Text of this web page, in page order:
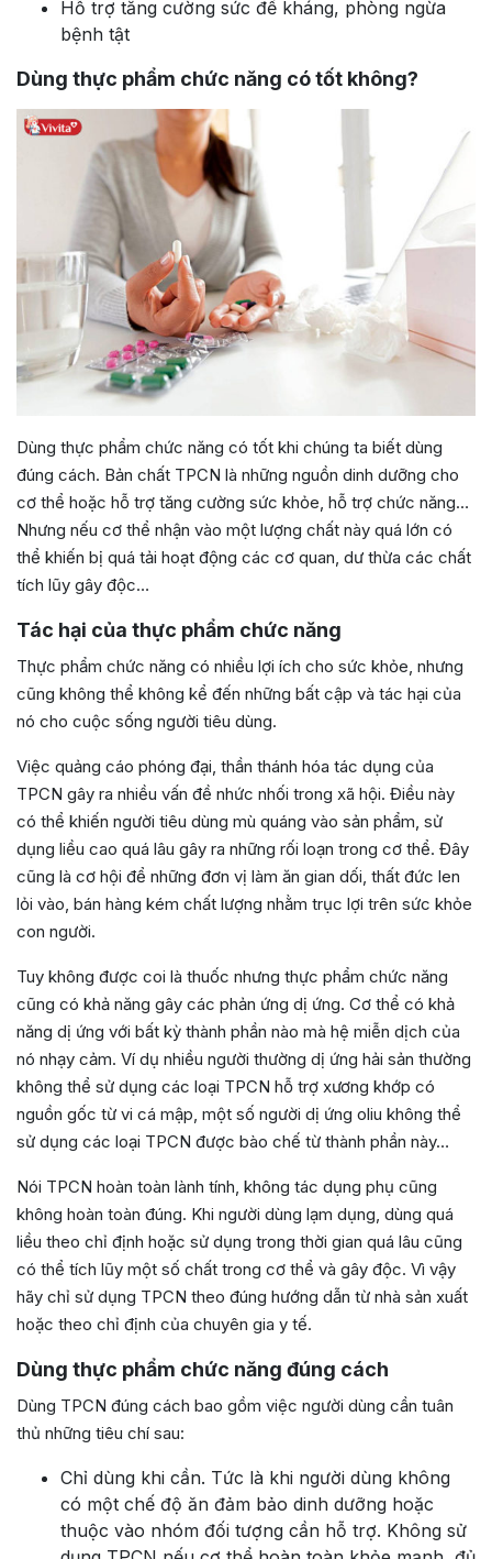
Hỗ trợ tăng cường sức đề kháng, phòng ngừa
bệnh tật
Dùng thực phẩm chức năng có tốt không?
Dùng thực phẩm chức năng có tốt khi chúng ta biết dùng
đúng cách. Bản chất TPCN là những nguồn dinh dưỡng cho
cơ thể hoặc hỗ trợ tăng cường sức khỏe, hỗ trợ chức năng…
Nhưng nếu cơ thể nhận vào một lượng chất này quá lớn có
thể khiến bị quá tải hoạt động các cơ quan, dư thừa các chất
tích lũy gây độc…
Tác hại của thực phẩm chức năng
Thực phẩm chức năng có nhiều lợi ích cho sức khỏe, nhưng
cũng không thể không kể đến những bất cập và tác hại của
nó cho cuộc sống người tiêu dùng.
Việc quảng cáo phóng đại, thần thánh hóa tác dụng của
TPCN gây ra nhiều vấn đề nhức nhối trong xã hội. Điều này
có thể khiến người tiêu dùng mù quáng vào sản phẩm, sử
dụng liều cao quá lâu gây ra những rối loạn trong cơ thể. Đây
cũng là cơ hội để những đơn vị làm ăn gian dối, thất đức len
lỏi vào, bán hàng kém chất lượng nhằm trục lợi trên sức khỏe
con người.
Tuy không được coi là thuốc nhưng thực phẩm chức năng
cũng có khả năng gây các phản ứng dị ứng. Cơ thể có khả
năng dị ứng với bất kỳ thành phần nào mà hệ miễn dịch của
nó nhạy cảm. Ví dụ nhiều người thường dị ứng hải sản thường
không thể sử dụng các loại TPCN hỗ trợ xương khớp có
nguồn gốc từ vi cá mập, một số người dị ứng oliu không thể
sử dụng các loại TPCN được bào chế từ thành phần này…
Nói TPCN hoàn toàn lành tính, không tác dụng phụ cũng
không hoàn toàn đúng. Khi người dùng lạm dụng, dùng quá
liều theo chỉ định hoặc sử dụng trong thời gian quá lâu cũng
có thể tích lũy một số chất trong cơ thể và gây độc. Vì vậy
hãy chỉ sử dụng TPCN theo đúng hướng dẫn từ nhà sản xuất
hoặc theo chỉ định của chuyên gia y tế.
Dùng thực phẩm chức năng đúng cách
Dùng TPCN đúng cách bao gồm việc người dùng cần tuân
thủ những tiêu chí sau:
Chỉ dùng khi cần. Tức là khi người dùng không
có một chế độ ăn đảm bảo dinh dưỡng hoặc
thuộc vào nhóm đối tượng cần hỗ trợ. Không sử